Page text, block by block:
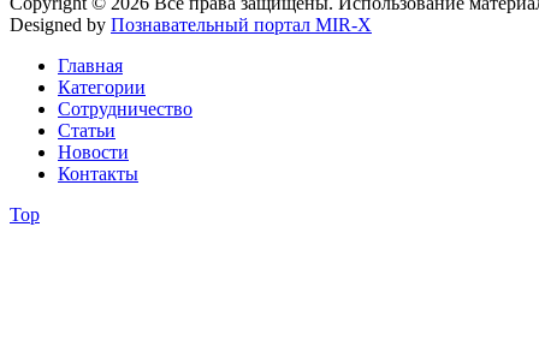
Designed by Познавательный портал MIR-X
Главная
Категории
Сотрудничество
Статьи
Новости
Контакты
Top